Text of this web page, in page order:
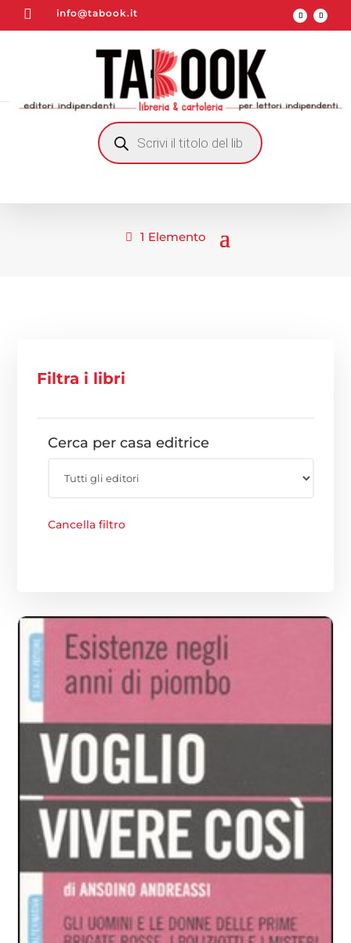
 info@tabook.it
RICERCA
PRODOTTI
1 Elemento
Filtra i libri
Cerca per casa editrice
Cancella filtro